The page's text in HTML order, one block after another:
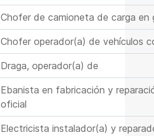
Chofer de camioneta de carga en
Chofer operador(a) de vehículos
Draga, operador(a) de
Ebanista en fabricación y
oficial
Electricista instalador(a) y